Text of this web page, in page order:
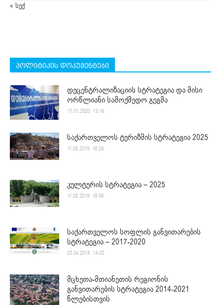
« სექ
პოლიტიკის დოკუმენტები
დეცენტრალიზაციის სტრატეგია და მისი
ორწლიანი სამოქმედო გეგმა
17.01.2020. 13:16
საქართველოს ტურიზმის სტრატეგია 2025
11.02.2019. 18:24
კულტურის სტრატეგია – 2025
11.02.2019. 18:09
საქართველოს სოფლის განვითარების
სტრატეგია – 2017-2020
23.04.2018. 14:02
მცხეთა-მთიანეთის რეგიონის
განვითარების სტრატეგია 2014-2021
წლებისთვის